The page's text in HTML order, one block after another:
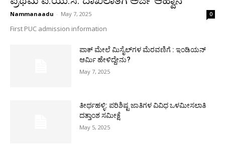
Nammanaadu - May 7, 2025 0
First PUC admission information
ಪಾಕ್​ ಮೇಲೆ ಮಿಸೈಲ್​ಗಳ ಮೆರವಣಿಗೆ : ಇಂಡಿಯನ್
ಆರ್ಮಿ ಹೇಳಿದ್ದೇನು?
May 7, 2025
ತೀರ್ಥಹಳ್ಳಿ: ಪರಿಶಿಷ್ಟ ಜಾತಿಗಳ ವಿವಿಧ ಒಳಮೀಸಲಾತಿ
ದತ್ತಾಂಶ ಸಮೀಕ್ಷೆ
May 5, 2025